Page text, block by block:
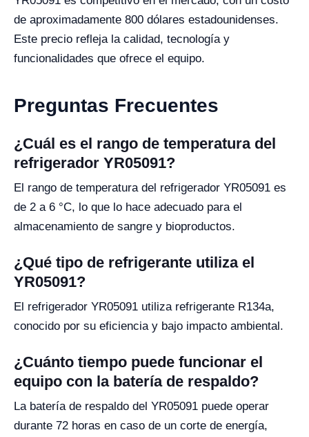
de aproximadamente 800 dólares estadounidenses.
Este precio refleja la calidad, tecnología y
funcionalidades que ofrece el equipo.
Preguntas Frecuentes
¿Cuál es el rango de temperatura del
refrigerador YR05091?
El rango de temperatura del refrigerador YR05091 es
de 2 a 6 °C, lo que lo hace adecuado para el
almacenamiento de sangre y bioproductos.
¿Qué tipo de refrigerante utiliza el
YR05091?
El refrigerador YR05091 utiliza refrigerante R134a,
conocido por su eficiencia y bajo impacto ambiental.
¿Cuánto tiempo puede funcionar el
equipo con la batería de respaldo?
La batería de respaldo del YR05091 puede operar
durante 72 horas en caso de un corte de energía,